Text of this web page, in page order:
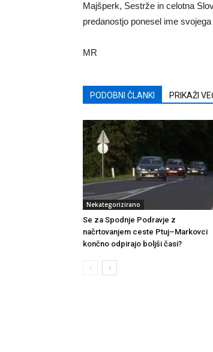
Majšperk, Sestrže in celotna
predanostjo ponesel ime
MR
PODOBNI ČLANKI PRIKAŽI
Nekategorizirano
Se za Spodnje Podravje z
načrtovanjem ceste Ptuj–Markovci
končno odpirajo boljši časi?